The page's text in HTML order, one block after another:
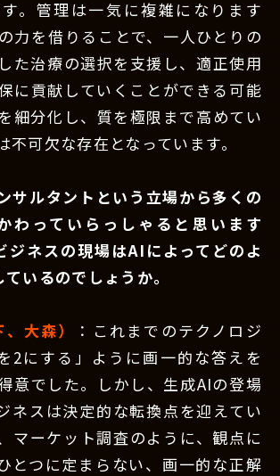
。管理は一気に複雑になります
力を借りることで、一人ひとりの
た治療の選択を支援し、適正使用
に貢献していくことができる可能
細分化し、質を極限まで高めてい
不可欠な存在となっています。
サルタントという立場から多くの
わっていらっしゃると思います
ジネスの現場はAIによってどのよ
いるのでしょうか。
大森）
：これまでのテクノロジ
2にする」ように画一的な答えを
意でした。しかし、生成AIの登場
ネスは決定的な転換点を迎えてい
マーケット調査のように、観点に
とつに定まらない、画一的な正解